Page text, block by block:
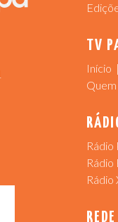
TV
Início
Rádio
Rádio
Rádio